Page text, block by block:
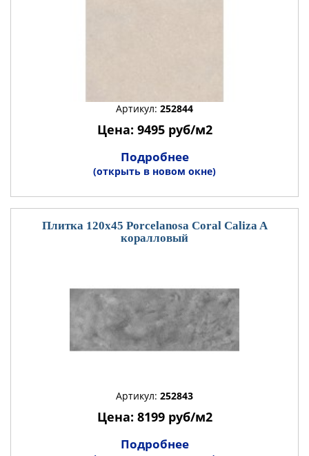
Артикул: 252844
Цена: 9495 руб/м2
Подробнее
(открыть в новом окне)
Плитка 120x45 Porcelanosa Coral Caliza A
коралловый
Артикул: 252843
Цена: 8199 руб/м2
Подробнее